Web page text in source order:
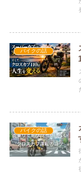
バイクの話
バイクの話